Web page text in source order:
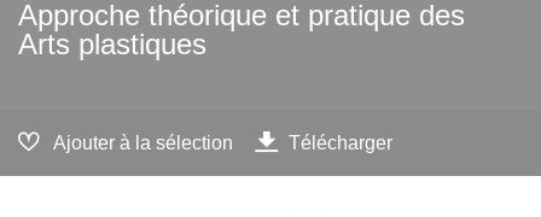
Approche théorique et pratique des
Arts plastiques
Ajouter à la sélection Télécharger